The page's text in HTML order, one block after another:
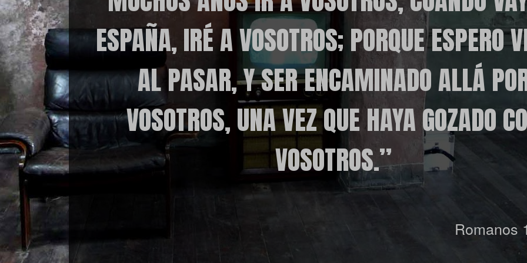
ESPAÑA, IRÉ A VOSOTROS; PORQUE ESPERO
AL PASAR, Y SER ENCAMINADO ALLÁ
VOSOTROS, UNA VEZ QUE HAYA GOZADO
VOSOTROS.”
Romanos